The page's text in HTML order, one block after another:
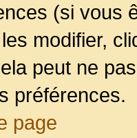
(si vous
modifier,
peut ne
préférences.
page